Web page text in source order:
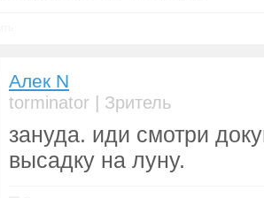
Алек N
torminator | Зритель
зануда. иди смотри
высадку на луну.